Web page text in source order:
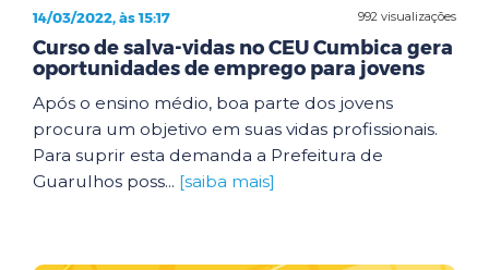
992 visualizações
14/03/2022, às 15:17
Curso de salva-vidas no CEU Cumbica gera
oportunidades de emprego para jovens
Após o ensino médio, boa parte dos jovens
procura um objetivo em suas vidas profissionais.
Para suprir esta demanda a Prefeitura de
Guarulhos poss... [saiba mais]